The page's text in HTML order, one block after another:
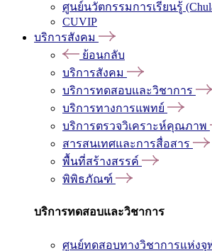
ศูนย์นวัตกรรมการเรียนรู้
CUVIP
บริการสังคม
ย้อนกลับ
บริการสังคม
บริการทดสอบและวิชาการ
บริการทางการแพทย์
บริการตรวจวิเคราะห์คุณภาพ
สารสนเทศและการสื่อสาร
พื้นที่สร้างสรรค์
พิพิธภัณฑ์
บริการทดสอบและวิชาการ
ศูนย์ทดสอบทางวิชาการแห่งจุ